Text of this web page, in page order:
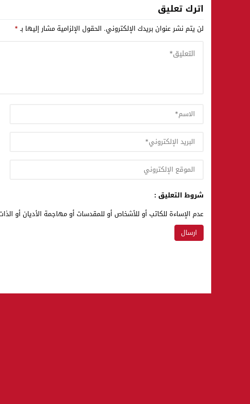
اترك تعليق
لن يتم نشر عنوان بريدك الإلكتروني. الحقول الإلزامية مشار إليها بـ*
شروط التعليق :
عدم الإساءة للكاتب أو للأشخاص أو للمقدسات أو مهاجمة الأديان أو